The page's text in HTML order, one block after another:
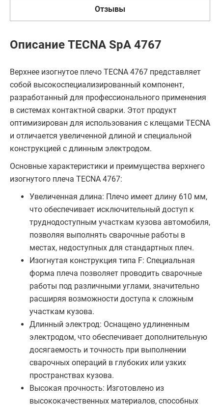
Отзывы
Описание TECNA SpA 4767
Верхнее изогнутое плечо TECNA 4767 представляет
собой высокоспециализированный компонент,
разработанный для профессионального применения
в системах контактной сварки. Этот продукт
оптимизирован для использования с клещами TECNA
и отличается увеличенной длиной и специальной
конструкцией с длинным электродом.
Основные характеристики и преимущества верхнего
изогнутого плеча TECNA 4767:
Увеличенная длина: Плечо имеет длину 610 мм,
что обеспечивает исключительный доступ к
труднодоступным участкам кузова автомобиля,
позволяя выполнять сварочные работы в
местах, недоступных для стандартных плеч.
Изогнутая конструкция типа F: Специальная
форма плеча позволяет проводить сварочные
работы под различными углами, значительно
расширяя возможности доступа к сложным
участкам кузова.
Длинный электрод: Оснащено удлиненным
электродом, что обеспечивает дополнительную
досягаемость и точность при выполнении
сварочных операций в глубоких или узких
пространствах кузова.
Высокая прочность: Изготовлено из
высококачественных материалов, способных